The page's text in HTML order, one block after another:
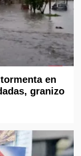
en
granizo